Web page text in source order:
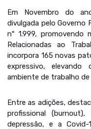
Em Novembro do
divulgada pelo Governo
nº 1.999, promovendo
Relacionadas ao
incorpora 165 novas
expressivo,
ambiente de trabalho de
Entre as adições,
profissional
depressão, e a